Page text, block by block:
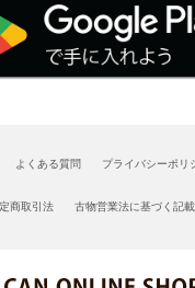
よくある質問 プライバシーポリ
商取引法 古物営業法に基づく記載